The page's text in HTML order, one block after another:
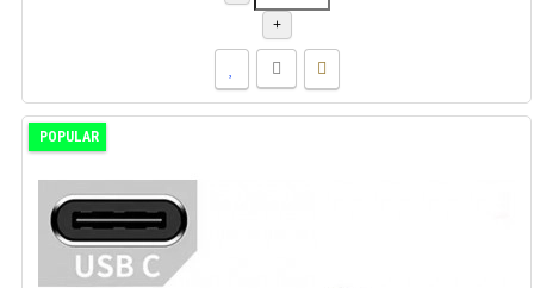
+
POPULAR